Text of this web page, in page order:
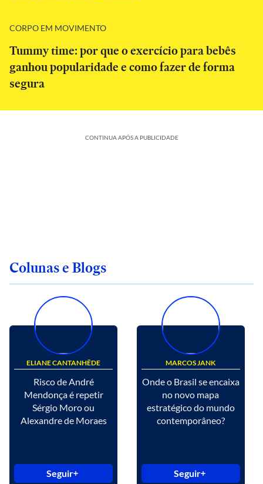
CORPO EM MOVIMENTO
Tummy time: por que o exercício para bebês
ganhou popularidade e como fazer de forma
segura
CONTINUA APÓS A PUBLICIDADE
Colunas e Blogs
ELIANE CANTANHÊDE
Risco de André
Mendonça é repetir
Sérgio Moro ou
Alexandre de Moraes
Seguir
MARCOS JANK
Onde o Brasil se encaixa
no novo mapa
estratégico do mundo
contemporâneo?
Seguir